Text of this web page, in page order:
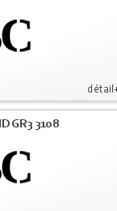
GR3 3108